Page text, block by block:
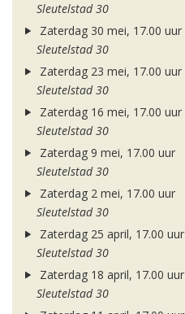
Sleutelstad 30
Zaterdag 30 mei, 17.00 uur
Sleutelstad 30
Zaterdag 23 mei, 17.00 uur
Sleutelstad 30
Zaterdag 16 mei, 17.00 uur
Sleutelstad 30
Zaterdag 9 mei, 17.00 uur
Sleutelstad 30
Zaterdag 2 mei, 17.00 uur
Sleutelstad 30
Zaterdag 25 april, 17.00 uur
Sleutelstad 30
Zaterdag 18 april, 17.00 uur
Sleutelstad 30